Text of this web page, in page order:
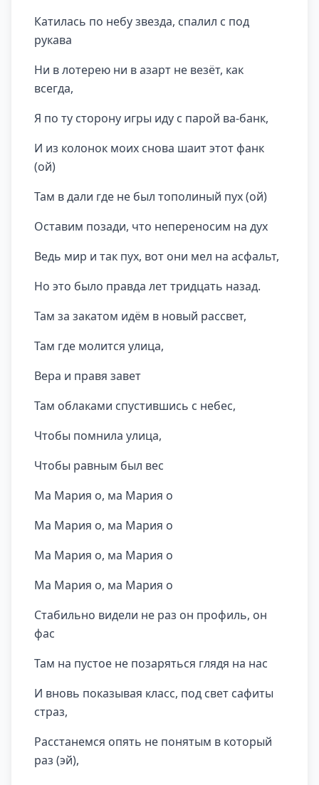
Катилась по небу звезда, спалил с под
рукава
Ни в лотерею ни в азарт не везёт, как
всегда,
Я по ту сторону игры иду с парой ва-банк,
И из колонок моих снова шаит этот фанк
(ой)
Там в дали где не был тополиный пух (ой)
Оставим позади, что непереносим на дух
Ведь мир и так пух, вот они мел на асфальт,
Но это было правда лет тридцать назад.
Там за закатом идём в новый рассвет,
Там где молится улица,
Вера и правя завет
Там облаками спустившись с небес,
Чтобы помнила улица,
Чтобы равным был вес
Ма Мария о, ма Мария о
Ма Мария о, ма Мария о
Ма Мария о, ма Мария о
Ма Мария о, ма Мария о
Стабильно видели не раз он профиль, он
фас
Там на пустое не позаряться глядя на нас
И вновь показывая класс, под свет сафиты
страз,
Расстанемся опять не понятым в который
раз (эй),